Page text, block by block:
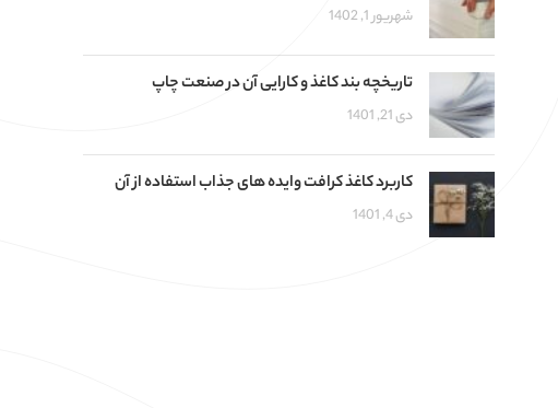
شهریور 1, 1402
تاریخچه بند کاغذ و کارایی آن در صنعت چاپ
دی 21, 1401
کاربرد کاغذ کرافت وایده های جذاب استفاده از آن
دی 4, 1401